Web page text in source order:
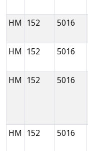
HM 152 5016
HM 152 5016
HM 152 5016
HM 152 5016